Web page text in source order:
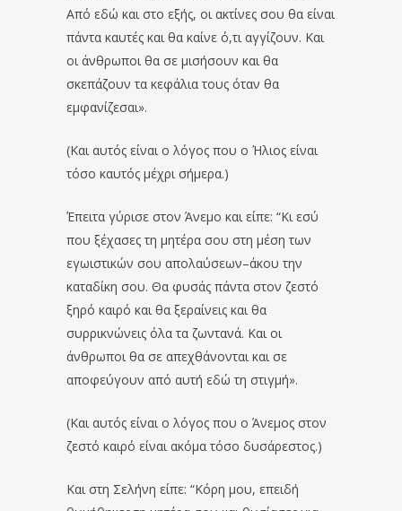
Από εδώ και στο εξής, οι ακτίνες σου θα είναι
πάντα καυτές και θα καίνε ό,τι αγγίζουν. Και
οι άνθρωποι θα σε μισήσουν και θα
σκεπάζουν τα κεφάλια τους όταν θα
εμφανίζεσαι».
(Και αυτός είναι ο λόγος που ο Ήλιος είναι
τόσο καυτός μέχρι σήμερα.)
Έπειτα γύρισε στον Άνεμο και είπε: “Κι εσύ
που ξέχασες τη μητέρα σου στη μέση των
εγωιστικών σου απολαύσεων–άκου την
καταδίκη σου. Θα φυσάς πάντα στον ζεστό
ξηρό καιρό και θα ξεραίνεις και θα
συρρικνώνεις όλα τα ζωντανά. Και οι
άνθρωποι θα σε απεχθάνονται και σε
αποφεύγουν από αυτή εδώ τη στιγμή».
(Και αυτός είναι ο λόγος που ο Άνεμος στον
ζεστό καιρό είναι ακόμα τόσο δυσάρεστος.)
Και στη Σελήνη είπε: “Κόρη μου, επειδή